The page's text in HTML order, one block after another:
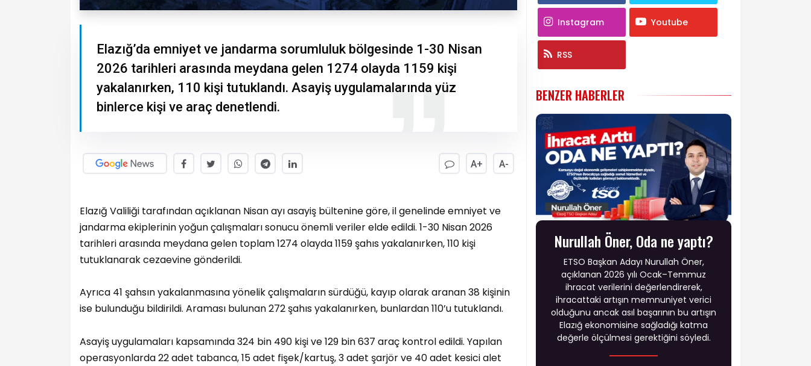
Elazığ’da emniyet ve jandarma sorumluluk bölgesinde 1-30 Nisan
2026 tarihleri arasında meydana gelen 1274 olayda 1159 kişi
yakalanırken, 110 kişi tutuklandı. Asayiş uygulamalarında yüz
binlerce kişi ve araç denetlendi.
A+ A-
Elazığ Valiliği tarafından açıklanan Nisan ayı asayiş bültenine göre, il genelinde emniyet ve
jandarma ekiplerinin yoğun çalışmaları sonucu önemli veriler elde edildi. 1-30 Nisan 2026
tarihleri arasında meydana gelen toplam 1274 olayda 1159 şahıs yakalanırken, 110 kişi
tutuklanarak cezaevine gönderildi.
Ayrıca 41 şahsın yakalanmasına yönelik çalışmaların sürdüğü, kayıp olarak aranan 38 kişinin
ise bulunduğu bildirildi. Araması bulunan 272 şahıs yakalanırken, bunlardan 110’u tutuklandı.
Asayiş uygulamaları kapsamında 324 bin 490 kişi ve 129 bin 637 araç kontrol edildi. Yapılan
operasyonlarda 22 adet tabanca, 15 adet fişek/kartuş, 3 adet şarjör ve 40 adet kesici alet
Instagram Youtube
RSS
BENZER HABERLER
Nurullah Öner, Oda ne yaptı?
ETSO Başkan Adayı Nurullah Öner,
açıklanan 2026 yılı Ocak–Temmuz
ihracat verilerini değerlendirerek,
ihracattaki artışın memnuniyet verici
olduğunu ancak asıl başarının bu artışın
Elazığ ekonomisine sağladığı katma
değerle ölçülmesi gerektiğini söyledi.